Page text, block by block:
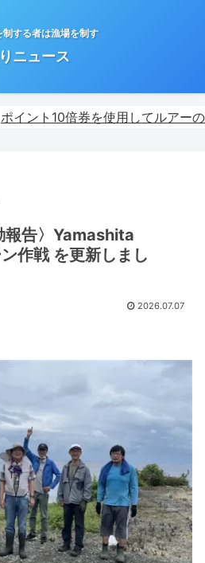
制する者は漁場を制す
ニュース
ント10倍券を使用してルアーの
報告〉Yamashita
作戦 を更新しまし
2026.07.07